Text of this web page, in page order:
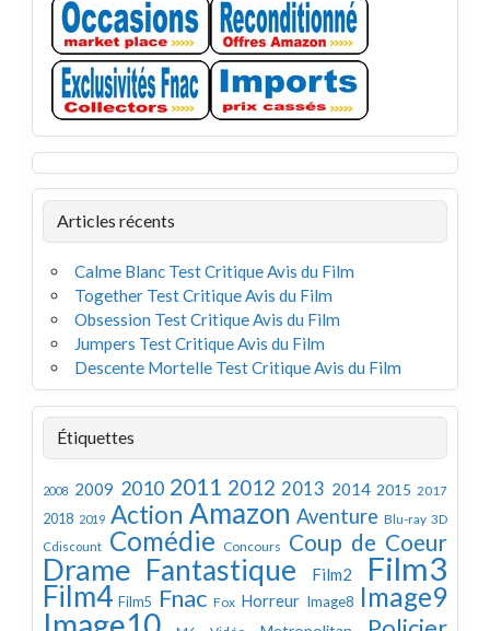
Articles récents
Calme Blanc Test Critique Avis du Film
Together Test Critique Avis du Film
Obsession Test Critique Avis du Film
Jumpers Test Critique Avis du Film
Descente Mortelle Test Critique Avis du Film
Étiquettes
2008 2009 2010 2011 2012 2013 2014 2015 2017
2018 2019 Action Amazon Aventure Blu-ray 3D
Cdiscount Comédie Concours Coup de Coeur
Drame Fantastique Film2 Film3
Film4 Film5 Fnac Fox Horreur Image8 Image9